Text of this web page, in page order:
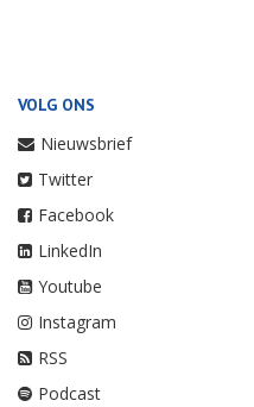
VOLG ONS
Nieuwsbrief
Twitter
Facebook
LinkedIn
Youtube
Instagram
RSS
Podcast